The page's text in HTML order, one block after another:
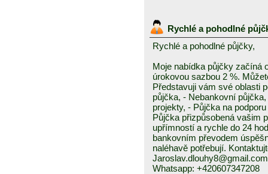
Rychlé a pohodlné
Rychlé a pohodlné půjčky,
Moje nabídka půjčky začíná
úrokovou sazbou 2 %.
Představuji vám své oblasti
půjčka, - Nebankovní
projekty, - Půjčka na
Půjčka přizpůsobená vašim
upřímností a rychle do 24
bankovním převodem
naléhavě potřebují.
Jaroslav.dlouhy8@gmail.com
Whatsapp: +420607347208